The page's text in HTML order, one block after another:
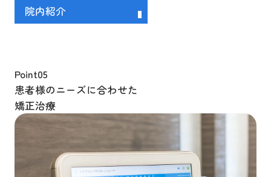
院内紹介
Point05
患者様のニーズに合わせた
矯正治療